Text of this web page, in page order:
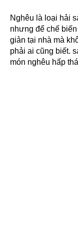
Nghêu là loại hải
nhưng để chế
giản tại nhà mà
phải ai cũng biết.
món nghêu hấp